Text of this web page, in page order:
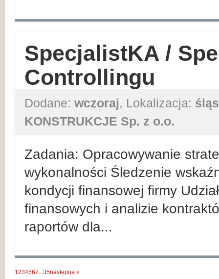
SpecjalistKA /
Controllingu
Dodane: wczoraj, Lokalizacja:
KONSTRUKCJE Sp. z o.o.
Zadania: Opracowywanie
wykonalności Śledzenie
kondycji finansowej firmy
finansowych i analizie
raportów dla...
1234567...35następna »